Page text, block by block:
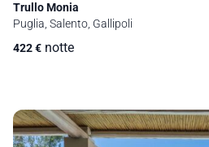
Trullo Monia
Puglia, Salento, Gallipoli
422€ notte